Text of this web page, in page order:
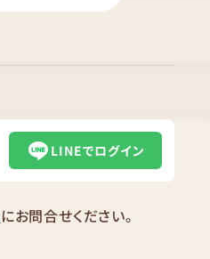
LINEでログイン
にお問合せください。